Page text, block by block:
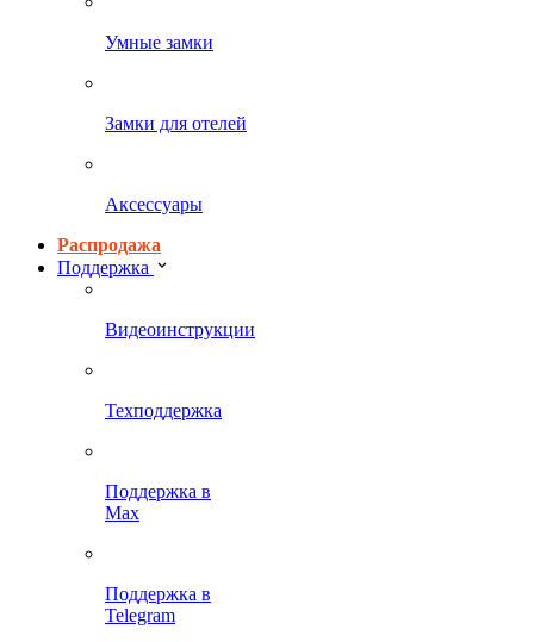
Умные замки
Замки для отелей
Аксессуары
Распродажа
Поддержка
Видеоинструкции
Техподдержка
Поддержка в
Max
Поддержка в
Telegram